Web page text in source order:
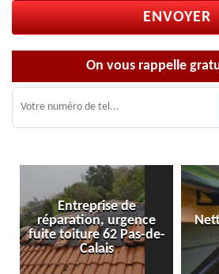
On vous rappelle
Entreprise de
réparation, urgence
fuite toiture 62 Pas-de-
Calais